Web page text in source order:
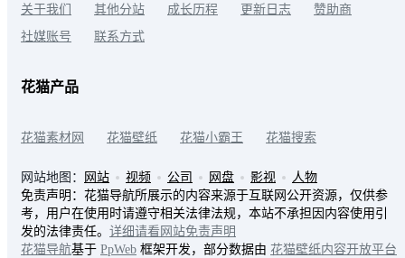
关于我们 其他分站 成长历程 更新日志
赞助商
社媒账号
联系方式
花猫产品
花猫素材网 花猫壁纸 花猫小霸王 花猫搜索
网站地图： 网站 视频 公司 网盘 影视
人物
免责声明：花猫导航所展示的内容来源于互联网公开资源，仅供参
考，用户在使用时请遵守相关法律法规，本站不承担因内容使用引
发的法律责任。 详细请看网站免责声明
花猫导航基于 PpWeb 框架开发，部分数据由 花猫壁纸内容开放平台